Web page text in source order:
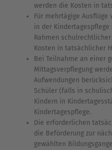
werden die Kosten in
Für mehrtägige
in der
Rahmen
Kosten in tatsächlicher
Bei Teilnahme an einer
Mittagsverpflegung
Aufwendungen
Schüler (falls in
Kindern in
Kindertagespflege.
Die erforderlichen
die Beförderung zur
gewählten